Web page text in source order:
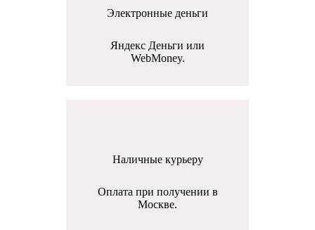
Электронные деньги
Яндекс Деньги или
WebMoney.
Наличные курьеру
Оплата при получении в
Москве.